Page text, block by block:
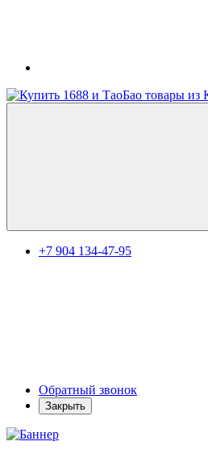
+7 904 134-47-95
Обратный звонок
Закрыть